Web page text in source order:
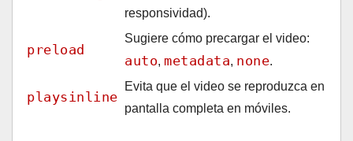
responsividad).
preload
Sugiere cómo precargar el video:
auto, metadata, none.
playsinline
Evita que el video se reproduzca en
pantalla completa en móviles.